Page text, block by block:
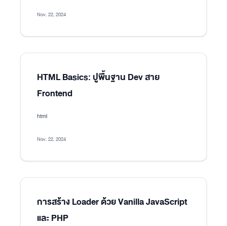
Nov. 22, 2024
HTML Basics: ปูพื้นฐาน Dev สาย
Frontend
html
Nov. 22, 2024
การสร้าง Loader ด้วย Vanilla JavaScript
และ PHP